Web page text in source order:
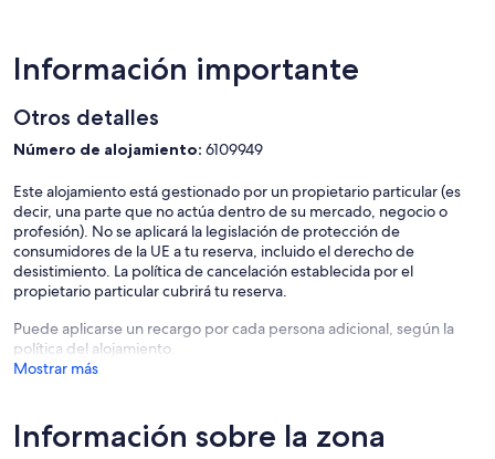
Información importante
Otros detalles
Número de alojamiento: 6109949
Este alojamiento está gestionado por un propietario particular (es
decir, una parte que no actúa dentro de su mercado, negocio o
profesión). No se aplicará la legislación de protección de
consumidores de la UE a tu reserva, incluido el derecho de
desistimiento. La política de cancelación establecida por el
propietario particular cubrirá tu reserva.
Puede aplicarse un recargo por cada persona adicional, según la
política del alojamiento.
Mostrar más
Información sobre la zona